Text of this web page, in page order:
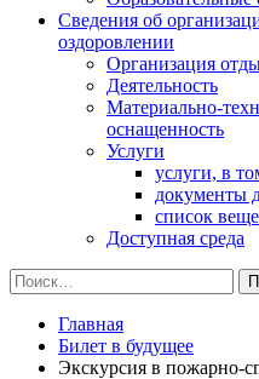
Сведения об
оздоровлении
Организация
Деятельность
Материально-
оснащенность
Услуги
услуги, в
документы
список
Доступная среда
Найти:
Главная
Билет в будущее
Экскурсия в пожарно-